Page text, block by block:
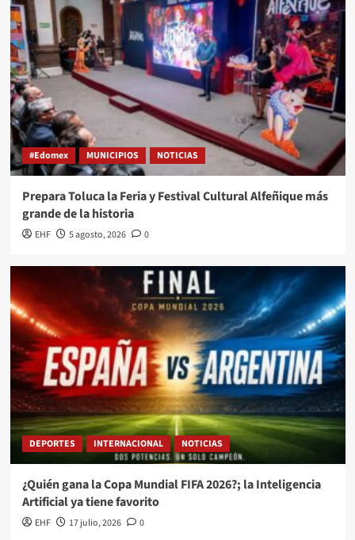
#Edomex MUNICIPIOS NOTICIAS
Prepara Toluca la Feria y Festival Cultural Alfeñique más
grande de la historia
EHF 5 agosto, 2026 0
DEPORTES INTERNACIONAL NOTICIAS
¿Quién gana la Copa Mundial FIFA 2026?; la Inteligencia
Artificial ya tiene favorito
EHF 17 julio, 2026 0